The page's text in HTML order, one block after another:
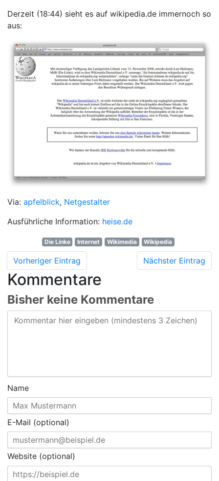
Derzeit (18:44) sieht es auf wikipedia.de immernoch so
aus:
Via: apfelblick, Netgestalter
Ausführliche Information: heise.de
Die Linke Internet Wikimedia Wikipedia
Vorheriger Eintrag Nächster Eintrag
Kommentare
Bisher keine Kommentare
Name
E-Mail (optional)
Website (optional)